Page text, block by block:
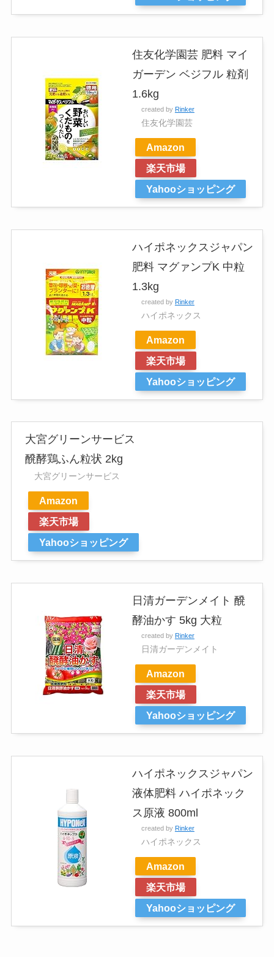
住友化学園芸 肥料 マイ
ガーデン ベジフル 粒剤
1.6kg
created by Rinker
住友化学園芸
Amazon
楽天市場
Yahooショッピング
ハイポネックスジャパン
肥料 マグァンプK 中粒
1.3kg
created by Rinker
ハイポネックス
Amazon
楽天市場
Yahooショッピング
大宮グリーンサービス
醗酵鶏ふん粒状 2kg
大宮グリーンサービス
Amazon
楽天市場
Yahooショッピング
日清ガーデンメイト 醗
酵油かす 5kg 大粒
created by Rinker
日清ガーデンメイト
Amazon
楽天市場
Yahooショッピング
ハイポネックスジャパン
液体肥料 ハイポネック
ス原液 800ml
created by Rinker
ハイポネックス
Amazon
楽天市場
Yahooショッピング